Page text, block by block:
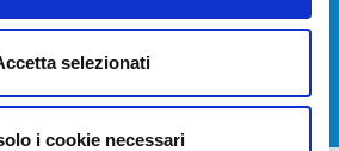
selezionati
i cookie necessari